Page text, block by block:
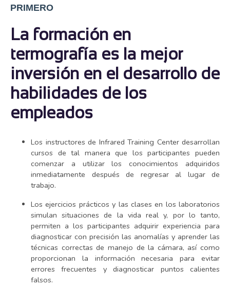
PRIMERO
La formación en
termografía es la mejor
inversión en el desarrollo de
habilidades de los
empleados
Los instructores de Infrared Training Center desarrollan
cursos de tal manera que los participantes pueden
comenzar a utilizar los conocimientos adquiridos
inmediatamente después de regresar al lugar de
trabajo.
Los ejercicios prácticos y las clases en los laboratorios
simulan situaciones de la vida real y, por lo tanto,
permiten a los participantes adquirir experiencia para
diagnosticar con precisión las anomalías y aprender las
técnicas correctas de manejo de la cámara, así como
proporcionan la información necesaria para evitar
errores frecuentes y diagnosticar puntos calientes
falsos.